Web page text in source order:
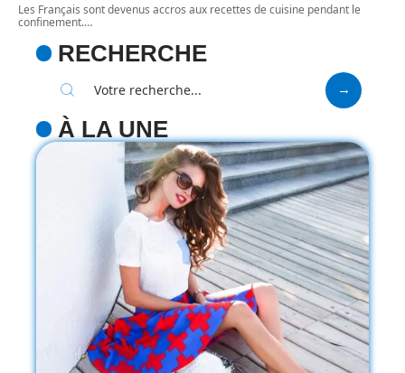
Les Français sont devenus accros aux recettes de cuisine pendant le
confinement.…
RECHERCHE
À LA UNE